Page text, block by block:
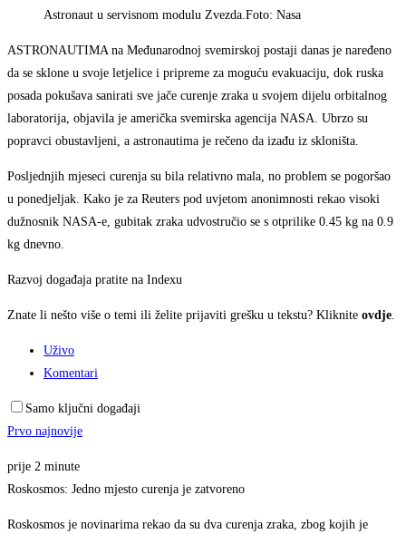
Astronaut u servisnom modulu Zvezda.Foto: Nasa
ASTRONAUTIMA na Međunarodnoj svemirskoj postaji danas je naređeno
da se sklone u svoje letjelice i pripreme za moguću evakuaciju, dok ruska
posada pokušava sanirati sve jače curenje zraka u svojem dijelu orbitalnog
laboratorija, objavila je američka svemirska agencija NASA. Ubrzo su
popravci obustavljeni, a astronautima je rečeno da izađu iz skloništa.
Posljednjih mjeseci curenja su bila relativno mala, no problem se pogoršao
u ponedjeljak. Kako je za Reuters pod uvjetom anonimnosti rekao visoki
dužnosnik NASA-e, gubitak zraka udvostručio se s otprilike 0.45 kg na 0.9
kg dnevno.
Razvoj događaja pratite na Indexu
Znate li nešto više o temi ili želite prijaviti grešku u tekstu? Kliknite ovdje.
Uživo
Komentari
Samo ključni događaji
Prvo najnovije
prije 2 minute
Roskosmos: Jedno mjesto curenja je zatvoreno
Roskosmos je novinarima rekao da su dva curenja zraka, zbog kojih je